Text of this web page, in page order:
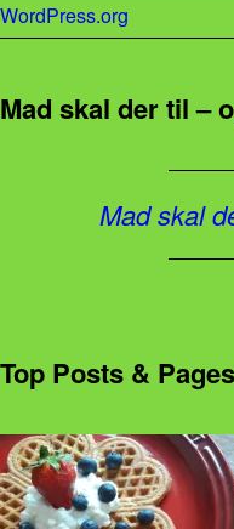
WordPress.org
Mad skal der til –
Mad skal
Top Posts & Pages